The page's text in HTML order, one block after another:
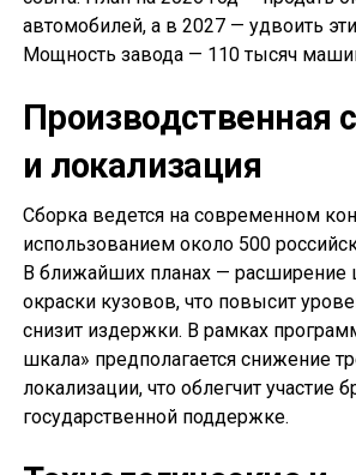
автомобилей, а в 2027 — удвоить
Мощность завода — 110 тысяч
Производственная
и локализация
Сборка ведется на современном
использованием около 500
В ближайших планах — расширение
окраски кузовов, что повысит
снизит издержки. В рамках
шкала» предполагается снижение
локализации, что облегчит участие
государственной поддержке.